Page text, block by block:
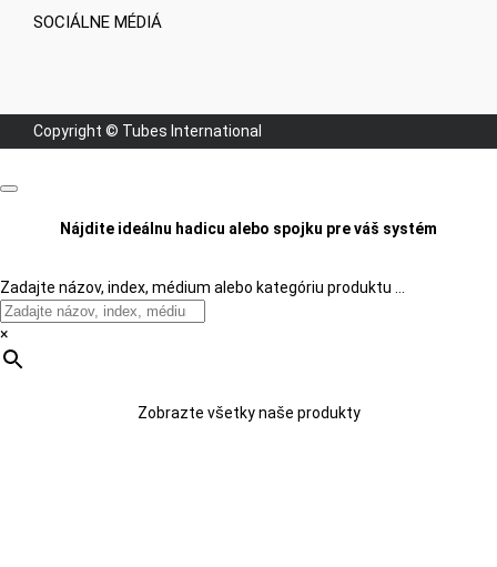
SOCIÁLNE MÉDIÁ
Copyright © Tubes International
Nájdite ideálnu hadicu alebo spojku pre váš systém
Zadajte názov, index, médium alebo kategóriu produktu …
×
Zobrazte všetky naše produkty